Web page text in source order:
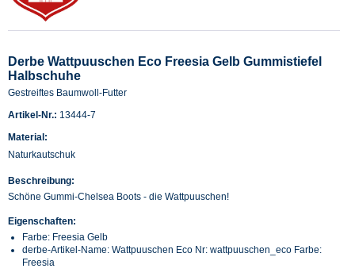
Derbe Wattpuuschen Eco Freesia Gelb Gummistiefel
Halbschuhe
Gestreiftes Baumwoll-Futter
Artikel-Nr.: 13444-7
Material:
Naturkautschuk
Beschreibung:
Schöne Gummi-Chelsea Boots - die Wattpuuschen!
Eigenschaften:
Farbe: Freesia Gelb
derbe-Artikel-Name: Wattpuuschen Eco Nr: wattpuuschen_eco Farbe:
Freesia